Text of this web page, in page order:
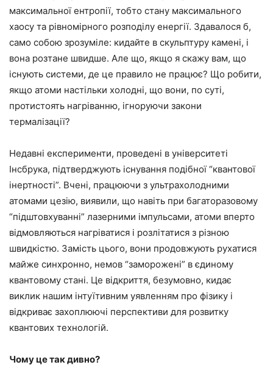
максимальної ентропії, тобто стану максимального
хаосу та рівномірного розподілу енергії. Здавалося б,
само собою зрозуміле: кидайте в скульптуру камені, і
вона розтане швидше. Але що, якщо я скажу вам, що
існують системи, де це правило не працює? Що робити,
якщо атоми настільки холодні, що вони, по суті,
протистоять нагріванню, ігноруючи закони
термалізації?
Недавні експерименти, проведені в університеті
Інсбрука, підтверджують існування подібної “квантової
інертності”. Вчені, працюючи з ультрахолодними
атомами цезію, виявили, що навіть при багаторазовому
“підштовхуванні” лазерними імпульсами, атоми вперто
відмовляються нагріватися і розлітатися з різною
швидкістю. Замість цього, вони продовжують рухатися
майже синхронно, немов “заморожені” в єдиному
квантовому стані. Це відкриття, безумовно, кидає
виклик нашим інтуїтивним уявленням про фізику і
відкриває захоплюючі перспективи для розвитку
квантових технологій.
Чому це так дивно?